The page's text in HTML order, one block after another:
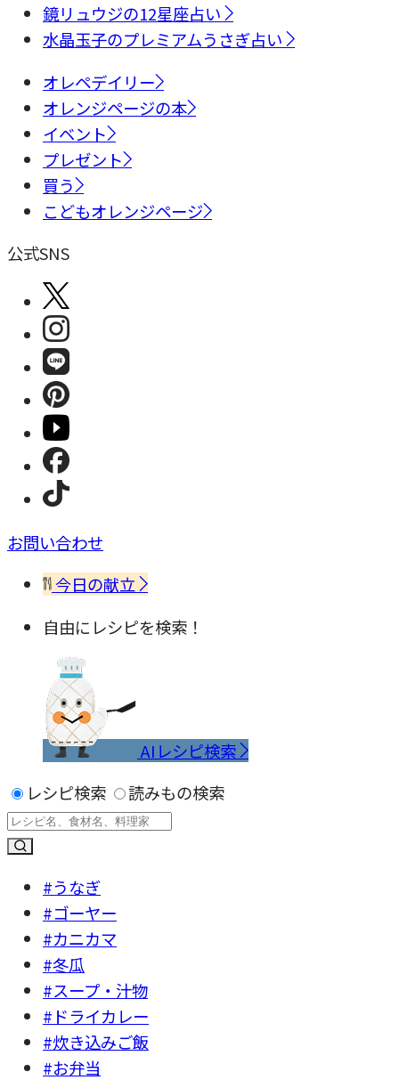
鏡リュウジの12星座占い
水晶玉子のプレミアムうさぎ占い
オレペデイリー
オレンジページの本
イベント
プレゼント
買う
こどもオレンジページ
公式SNS
お問い合わせ
今日の献立
自由にレシピを検索！
AIレシピ検索
レシピ検索
読みもの検索
#うなぎ
#ゴーヤー
#カニカマ
#冬瓜
#スープ・汁物
#ドライカレー
#炊き込みご飯
#お弁当